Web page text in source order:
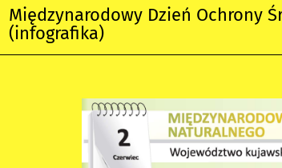
Międzynarodowy Dzień Ochrony
(infografika)